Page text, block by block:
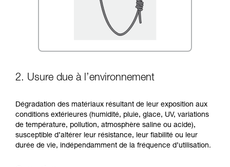
2. Usure due à l’environnement
Dégradation des matériaux résultant de leur exposition aux
conditions extérieures (humidité, pluie, glace, UV, variations
de température, pollution, atmosphère saline ou acide),
susceptible d’altérer leur résistance, leur fiabilité ou leur
durée de vie, indépendamment de la fréquence d’utilisation.